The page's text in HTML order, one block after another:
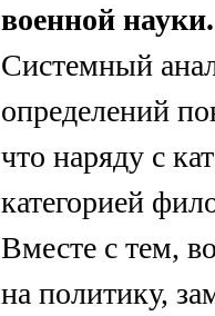
военной науки.
Системный
определений
что наряду с
категорией
Вместе с тем,
на политику,